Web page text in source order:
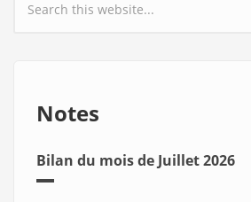
Search form
Notes
Bilan du mois de Juillet 2026